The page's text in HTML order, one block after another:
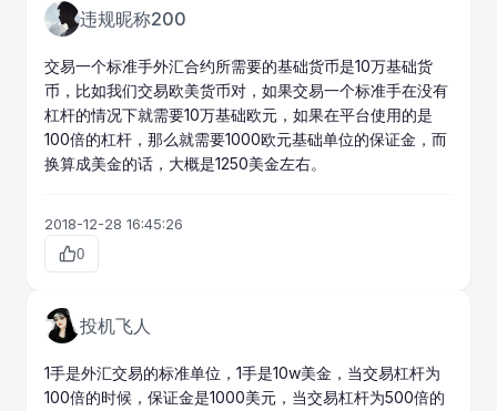
违规昵称200
交易一个标准手外汇合约所需要的基础货币是10万基础货
币，比如我们交易欧美货币对，如果交易一个标准手在没有
杠杆的情况下就需要10万基础欧元，如果在平台使用的是
100倍的杠杆，那么就需要1000欧元基础单位的保证金，而
换算成美金的话，大概是1250美金左右。
2018-12-28 16:45:26
0
投机飞人
1手是外汇交易的标准单位，1手是10w美金，当交易杠杆为
100倍的时候，保证金是1000美元，当交易杠杆为500倍的